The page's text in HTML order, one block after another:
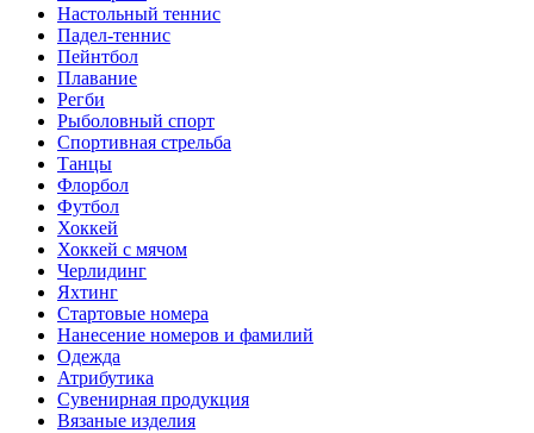
Настольный теннис
Падел-теннис
Пейнтбол
Плавание
Регби
Рыболовный спорт
Спортивная стрельба
Танцы
Флорбол
Футбол
Хоккей
Хоккей с мячом
Черлидинг
Яхтинг
Стартовые номера
Нанесение номеров и фамилий
Одежда
Атрибутика
Сувенирная продукция
Вязаные изделия